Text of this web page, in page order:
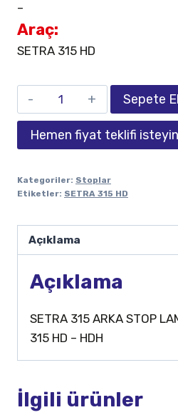
–
Araç:
SETRA 315 HD
Sepete
Hemen fiyat teklifi isteyin
Kategoriler: Stoplar
Etiketler: SETRA 315 HD
Açıklama
Açıklama
SETRA 315 ARKA STOP
315 HD – HDH
İlgili ürünler